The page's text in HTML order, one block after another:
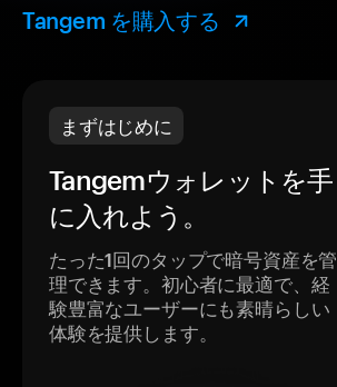
Tangem を購入する
まずはじめに
Tangemウォレットを手
に入れよう。
たった1回のタップで暗号資産を管
理できます。初心者に最適で、経
験豊富なユーザーにも素晴らしい
体験を提供します。